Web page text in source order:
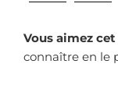
Vous aimez
connaître en le